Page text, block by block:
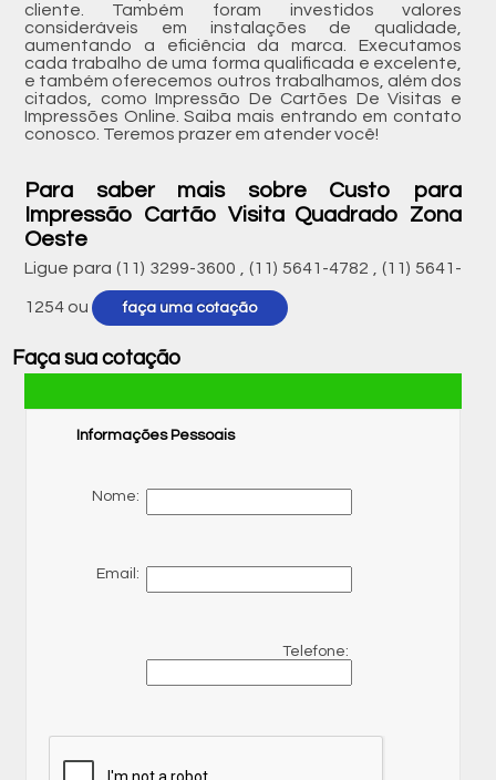
cliente. Também foram investidos valores
consideráveis em instalações de qualidade,
aumentando a eficiência da marca. Executamos
cada trabalho de uma forma qualificada e excelente,
e também oferecemos outros trabalhamos, além dos
citados, como Impressão De Cartões De Visitas e
Impressões Online. Saiba mais entrando em contato
conosco. Teremos prazer em atender você!
Para saber mais sobre Custo para
Impressão Cartão Visita Quadrado Zona
Oeste
Ligue para (11) 3299-3600 ,(11) 5641-4782 ,(11) 5641-
1254 ou faça uma cotação
Faça sua cotação
Informações Pessoais
Nome:
Email:
Telefone: